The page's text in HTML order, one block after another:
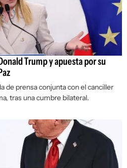
Trump y apuesta por su
de prensa conjunta con el canciller
tras una cumbre bilateral.